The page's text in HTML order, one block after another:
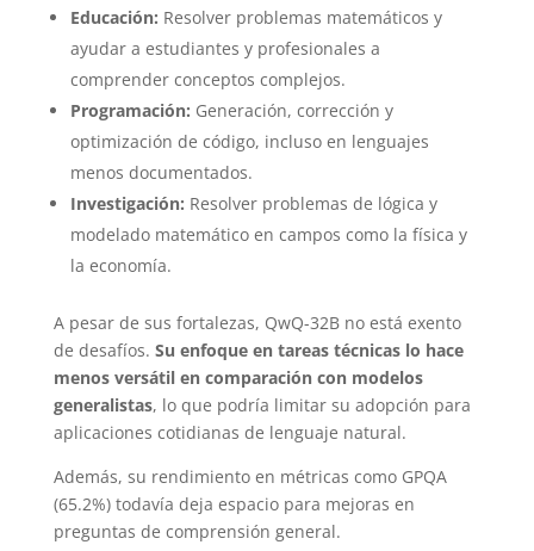
Educación: Resolver problemas matemáticos y
ayudar a estudiantes y profesionales a
comprender conceptos complejos.
Programación: Generación, corrección y
optimización de código, incluso en lenguajes
menos documentados.
Investigación: Resolver problemas de lógica y
modelado matemático en campos como la física y
la economía.
A pesar de sus fortalezas, QwQ-32B no está exento
de desafíos. Su enfoque en tareas técnicas lo hace
menos versátil en comparación con modelos
generalistas, lo que podría limitar su adopción para
aplicaciones cotidianas de lenguaje natural.
Además, su rendimiento en métricas como GPQA
(65.2%) todavía deja espacio para mejoras en
preguntas de comprensión general.